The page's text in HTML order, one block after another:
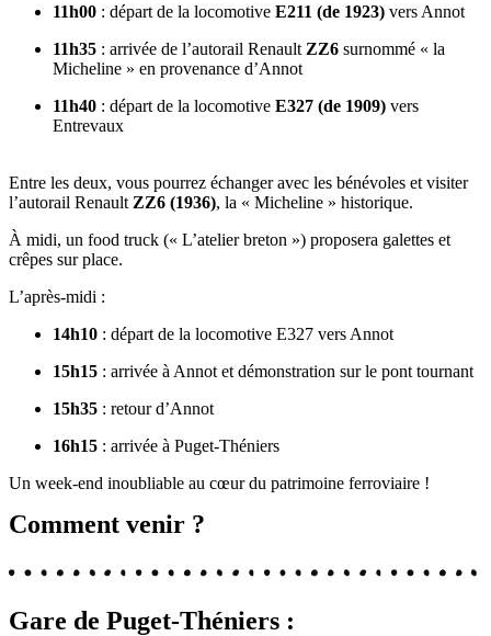
11h00 : départ de la locomotive E211 (de 1923) vers Annot
11h35 : arrivée de l’autorail Renault ZZ6 surnommé « la
Micheline » en provenance d’Annot
11h40 : départ de la locomotive E327 (de 1909) vers
Entrevaux
Entre les deux, vous pourrez échanger avec les bénévoles et visiter
l’autorail Renault ZZ6 (1936), la « Micheline » historique.
À midi, un food truck (« L’atelier breton ») proposera galettes et
crêpes sur place.
L’après-midi :
14h10 : départ de la locomotive E327 vers Annot
15h15 : arrivée à Annot et démonstration sur le pont tournant
15h35 : retour d’Annot
16h15 : arrivée à Puget-Théniers
Un week-end inoubliable au cœur du patrimoine ferroviaire !
Comment venir ?
Gare de Puget-Théniers :